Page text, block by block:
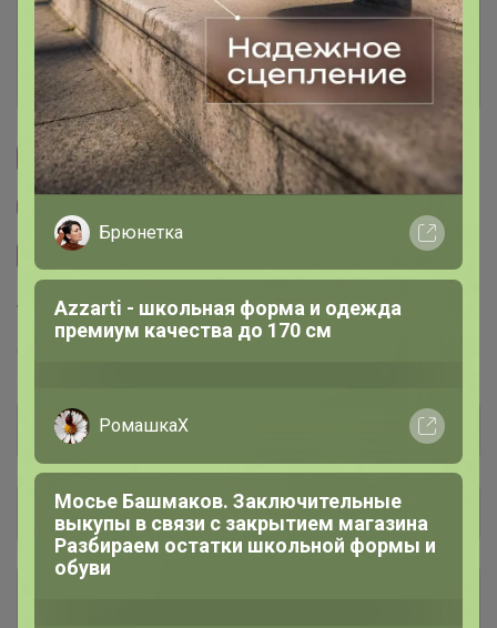
Общий каталог
Ключевые даты
История проведённых выкупов
Cтраничка организатора
Сайт закупки
Торговые марки
Брюнетка
Azzarti - школьная форма и одежда
премиум качества до 170 см
РомашкаХ
Мосье Башмаков. Заключительные
выкупы в связи с закрытием магазина
Разбираем остатки школьной формы и
обуви